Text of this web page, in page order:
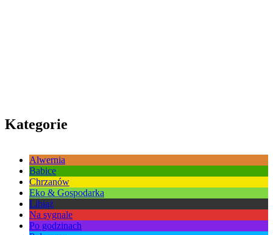
Kategorie
Alwernia
Babice
Chrzanów
Eko & Gospodarka
Libiąż
Na sygnale
Po godzinach